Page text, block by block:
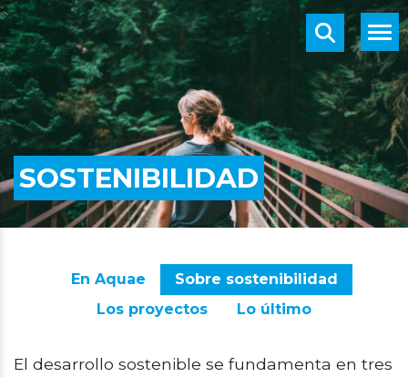
SOSTENIBILIDAD
En Aquae
Sobre sostenibilidad
Los proyectos
Lo último
El desarrollo sostenible se fundamenta en tres